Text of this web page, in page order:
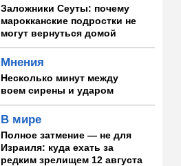
Заложники Сеуты: почему
марокканские подростки не
могут вернуться домой
Мнения
Несколько минут между
воем сирены и ударом
В мире
Полное затмение — не для
Израиля: куда ехать за
редким зрелищем 12 августа